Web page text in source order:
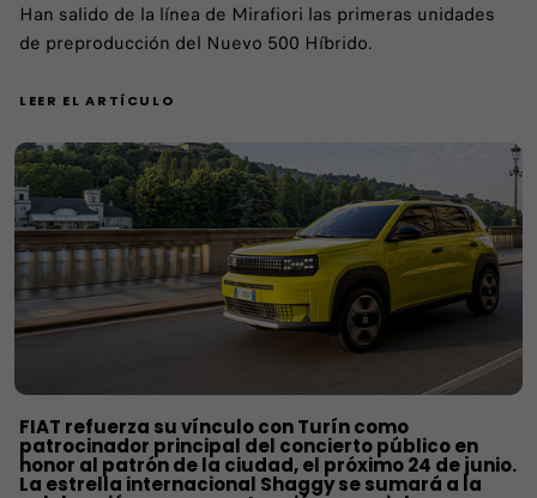
Han salido de la línea de Mirafiori las primeras unidades
de preproducción del Nuevo 500 Híbrido.
LEER EL ARTÍCULO
FIAT refuerza su vínculo con Turín como
patrocinador principal del concierto público en
honor al patrón de la ciudad, el próximo 24 de junio.
La estrella internacional Shaggy se sumará a la